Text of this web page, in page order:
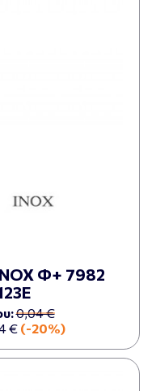
Φ+ 7982
0,04 €
€ (-20%)